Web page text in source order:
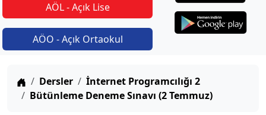
AÖL - Açık Lise
AÖO - Açık Ortaokul
Anasayfa
Dersler
İnternet Programcılığı 2
Bütünleme Deneme Sınavı (2 Temmuz)